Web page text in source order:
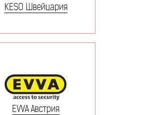
KESO Швейцария
EVVA Австрия